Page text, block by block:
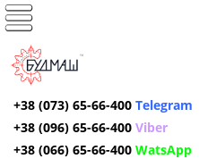
+38 (073) 65-66-400 Telegram
+38 (096) 65-66-400 Viber
+38 (066) 65-66-400 WatsApp